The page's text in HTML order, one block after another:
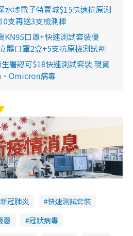
水埗電子特賣城$15快速抗原測
支再送3支檢測棒
KN95口罩+快速測試套裝優
體口罩2盒+5支抗原檢測試劑
署認可$18快速測試套裝 現貨
Omicron病毒
新冠肺炎
快速測試套裝
惠
冠狀病毒